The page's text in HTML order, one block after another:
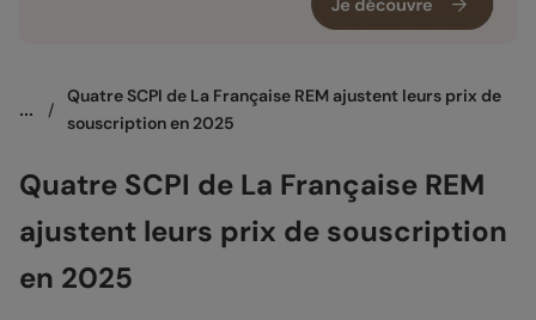
... /
Quatre SCPI de La Française REM ajustent leurs prix de
souscription en 2025
Quatre SCPI de La Française REM
ajustent leurs prix de souscription
en 2025